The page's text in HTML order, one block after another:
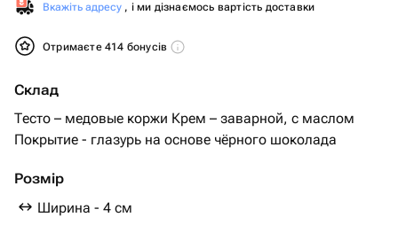
Вкажіть адресу , і ми дізнаємось вартість доставки
Отримаєте 414 бонусів
Склад
Тесто – медовые коржи Крем – заварной, с маслом
Покрытие - глазурь на основе чёрного шоколада
Розмір
Ширина - 4 см